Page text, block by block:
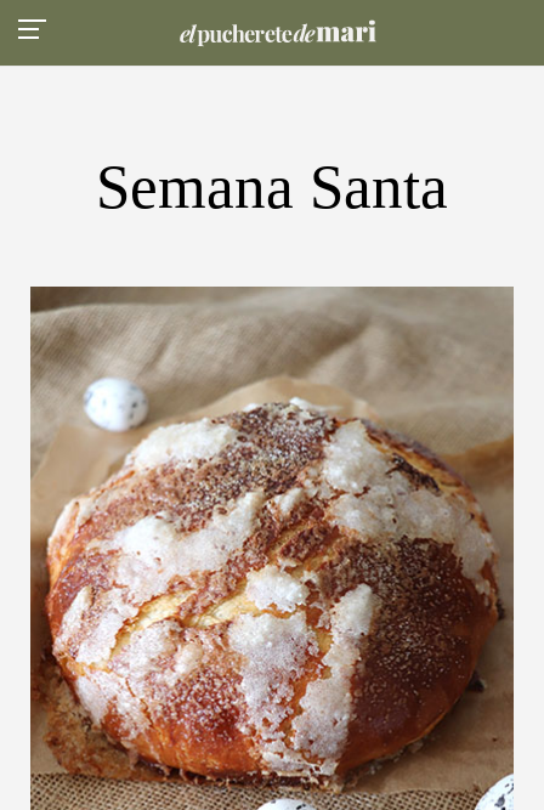
Semana Santa